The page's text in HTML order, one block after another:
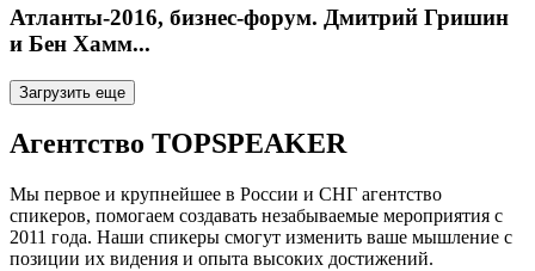
Атланты-2016, бизнес-форум. Дмитрий Гришин
и Бен Хамм...
Загрузить еще
Агентство TOPSPEAKER
Мы первое и крупнейшее в России и СНГ агентство
спикеров, помогаем создавать незабываемые мероприятия с
2011 года. Наши спикеры смогут изменить ваше мышление с
позиции их видения и опыта высоких достижений.